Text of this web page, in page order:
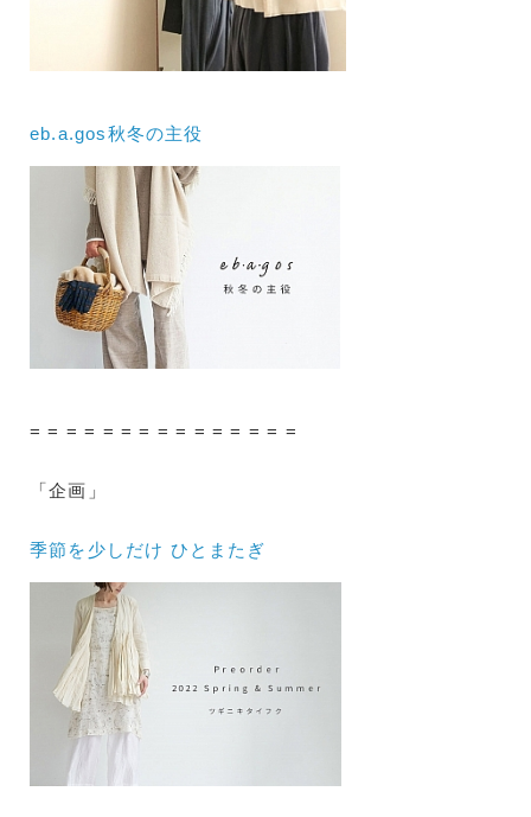
eb.a.gos秋冬の主役
= = = = = = = = = = = = = = =
「企画」
季節を少しだけ ひとまたぎ